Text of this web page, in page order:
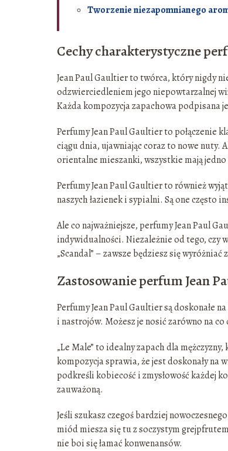
Tworzenie niezapomnianego
Cechy charakterystyczne
Jean Paul Gaultier to twórca, który nigdy
odzwierciedleniem jego niepowtarzalnej
Każda kompozycja zapachowa podpisana
Perfumy Jean Paul Gaultier to połączenie
ciągu dnia, ujawniając coraz to nowe nuty.
orientalne mieszanki, wszystkie mają
Perfumy Jean Paul Gaultier to również
naszych łazienek i sypialni. Są one
Ale co najważniejsze, perfumy Jean Paul
indywidualności. Niezależnie od tego, czy
„Scandal” – zawsze będziesz się wyróżniać
Zastosowanie perfum Jean
Perfumy Jean Paul Gaultier są doskonałe
i nastrojów. Możesz je nosić zarówno na
„Le Male” to idealny zapach dla
kompozycja sprawia, że jest doskonały
podkreśli kobiecość i zmysłowość każdej
zauważoną.
Jeśli szukasz czegoś bardziej
miód miesza się tu z soczystym
nie boi się łamać konwenansów.